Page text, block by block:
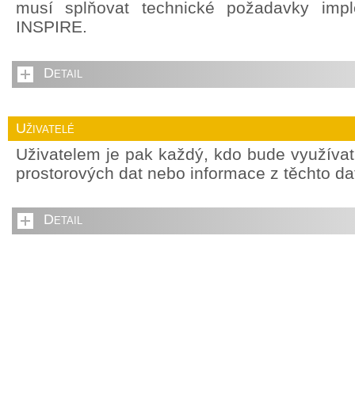
musí splňovat technické požadavky
INSPIRE.
Detail
Uživatelé
Uživatelem je pak každý, kdo bude
prostorových dat nebo informace z těchto
Detail